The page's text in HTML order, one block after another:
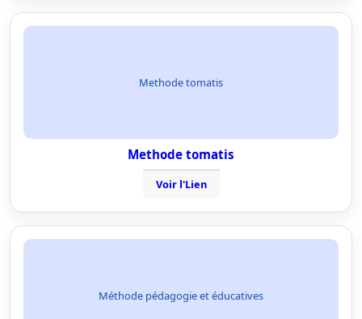
Methode tomatis
Methode tomatis
Voir l'Lien
Méthode pédagogie et éducatives